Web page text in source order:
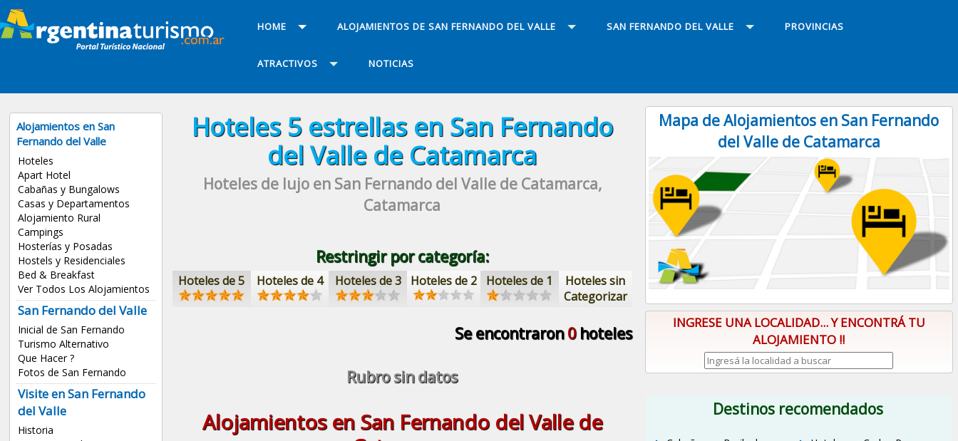
HOME ALOJAMIENTOS DE SAN FERNANDO DEL VALLE SAN FERNANDO DEL VALLE PROVINCIAS
ATRACTIVOS NOTICIAS
Alojamientos en San
Fernando del Valle
Hoteles
Apart Hotel
Cabañas y Bungalows
Casas y Departamentos
Alojamiento Rural
Campings
Hosterías y Posadas
Hostels y Residenciales
Bed & Breakfast
Ver Todos Los Alojamientos
San Fernando del Valle
Inicial de San Fernando
Turismo Alternativo
Que Hacer ?
Fotos de San Fernando
Visite en San Fernando
del Valle
Historia
Hoteles 5 estrellasen San Fernando
del Valle de Catamarca
Hoteles de lujoen San Fernando del Valle de Catamarca,
Catamarca
Restringir por categoría:
Hoteles de 5 Hoteles de 4 Hoteles de 3 Hoteles de 2 Hoteles de 1
Hoteles sin
Categorizar
Se encontraron0hoteles
Rubro sin datos
Alojamientos en San Fernando del Valle de
Mapa de Alojamientos en San Fernando
del Valle de Catamarca
INGRESE UNA LOCALIDAD... Y ENCONTRÁ TU
ALOJAMIENTO !!
Destinos recomendados